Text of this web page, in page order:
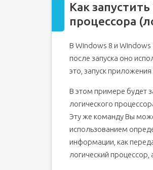
Как
процессора
В Windows 8 и Windows
после запуска оно
это, запуск
В этом примере будет
логического
Эту же команду Вы
использованием
информации, как
логический процессор,